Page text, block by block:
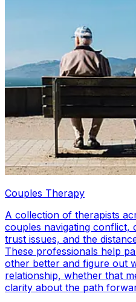
Couples Therapy
A collection of therapists
couples navigating conflict,
trust issues, and the
These professionals help
other better and figure out
relationship, whether that
clarity about the path